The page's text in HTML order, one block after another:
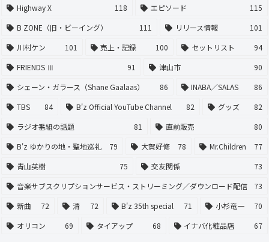
Highway X
118 エピソード
115
B ZONE（旧・ビーイング）
111 リリース情報
101
川村ケン
101 売上・記録 100 セットリスト
94
FRIENDS Ⅲ
91 津山市
90
シェーン・ガラース（Shane Gaalaas）
86 INABA／SALAS
86
TBS
84 B'z Official YouTube Channel 82 グッズ
82
ラジオ番組の話題
81 直前販売
80
B'z ゆかりの地・聖地巡礼
79 大賀好修 78 Mr.Children
77
青山英樹
75 交友関係
73
音楽サブスクリプションサービス・ストリーミング／ダウンロード配信
73
新曲
72 清 72 B'z 35th special 71 小杉竜一
70
オリコン
69 タイアップ 68 イナバ化粧品店 67